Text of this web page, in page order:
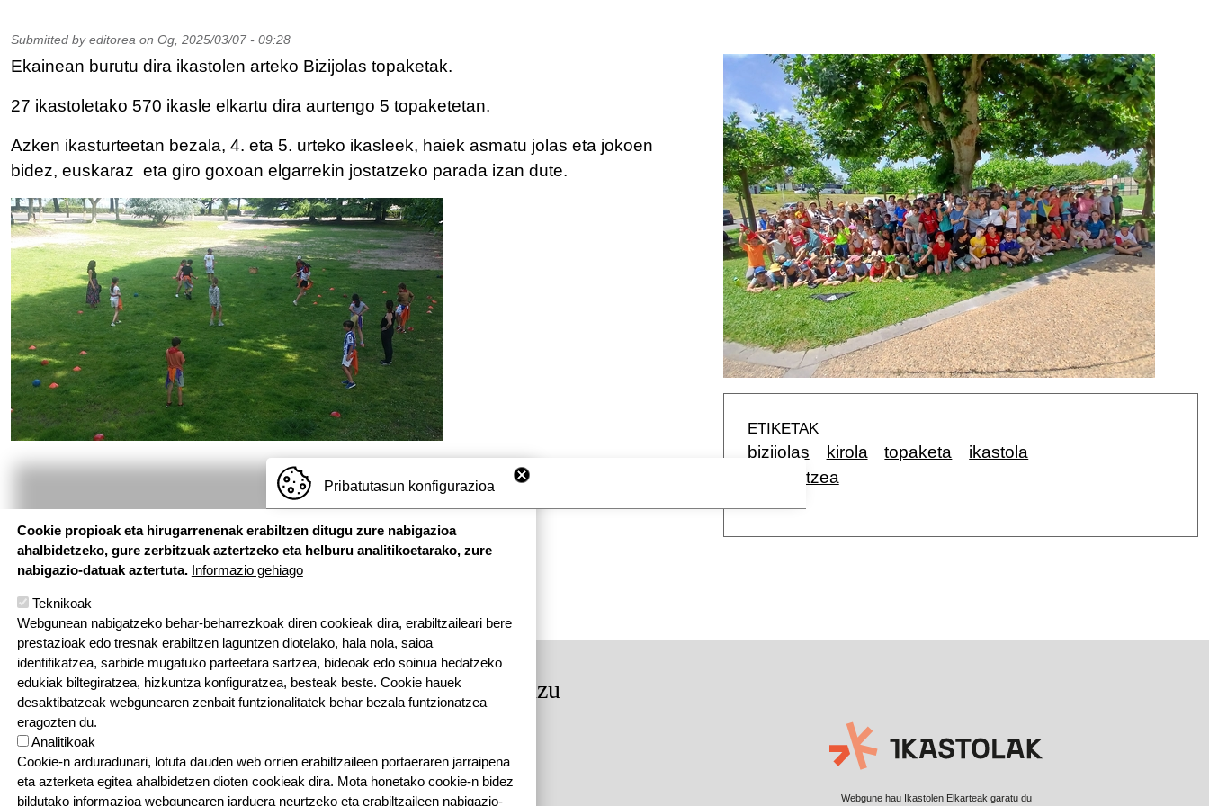
Submitted by editorea on Og, 2025/03/07 - 09:28
Ekainean burutu dira ikastolen arteko Bizijolas topaketak.
27 ikastoletako 570 ikasle elkartu dira aurtengo 5 topaketetan.
Azken ikasturteetan bezala, 4. eta 5. urteko ikasleek, haiek asmatu jolas eta jokoen
bidez, euskaraz eta giro goxoan elgarrekin jostatzeko parada izan dute.
IRUDIA
ETIKETAK
bizijolas kirola topaketa
ikastola
aire hartzea
Hemen aurkituko gaituzu
T: 05 59 52 49 24 | F: 05 59 52 88 87
Sarean Webgune hau Ikastolen Elkarteak garatu du
Pribatutasun konfigurazioa
Cookie propioak eta hirugarrenenak erabiltzen ditugu zure nabigazioa
ahalbidetzeko, gure zerbitzuak aztertzeko eta helburu analitikoetarako, zure
nabigazio-datuak aztertuta. Informazio gehiago
Teknikoak
Webgunean nabigatzeko behar-beharrezkoak diren cookieak dira, erabiltzaileari bere
prestazioak edo tresnak erabiltzen laguntzen diotelako, hala nola, saioa
identifikatzea, sarbide mugatuko parteetara sartzea, bideoak edo soinua hedatzeko
edukiak biltegiratzea, hizkuntza konfiguratzea, besteak beste. Cookie hauek
desaktibatzeak webgunearen zenbait funtzionalitatek behar bezala funtzionatzea
eragozten du.
Analitikoak
Cookie-n arduradunari, lotuta dauden web orrien erabiltzaileen portaeraren jarraipena
eta azterketa egitea ahalbidetzen dioten cookieak dira. Mota honetako cookie-n bidez
bildutako informazioa webgunearen jarduera neurtzeko eta erabiltzaileen nabigazio-